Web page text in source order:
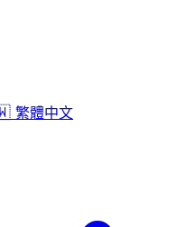
繁體中文